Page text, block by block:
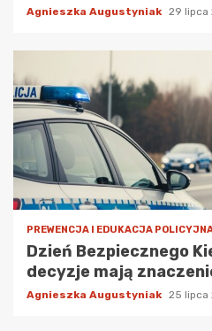
Agnieszka Augustyniak 29 lipca
PREWENCJA I EDUKACJA
Dzień Bezpiecznego
decyzje mają
Agnieszka Augustyniak 25 lipca